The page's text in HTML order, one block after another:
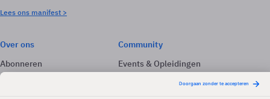
Lees ons manifest >
Over ons
Abonneren
Adverteren
Community
Events & Opleidingen